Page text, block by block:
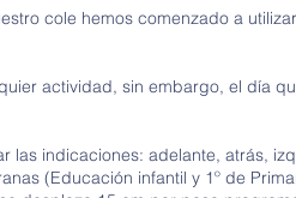
cole hemos comenzado a
actividad, sin embargo, el día
las indicaciones: adelante, atrás,
(Educación infantil y 1º de